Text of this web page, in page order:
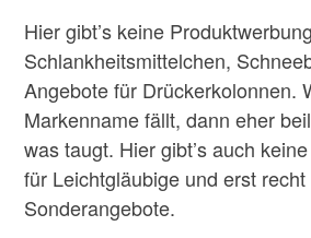
Hier gibt’s keine
Schlankheitsmittelchen,
Angebote für Drückerkolonnen.
Markenname fällt, dann eher
was taugt. Hier gibt’s auch
für Leichtgläubige und erst
Sonderangebote.